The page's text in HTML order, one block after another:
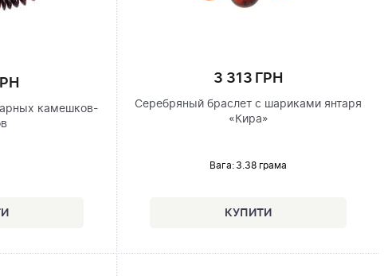
камешков-
3 313 ГРН
Серебряный браслет с шариками янтаря
«Кира»
Вага: 3.38 грама